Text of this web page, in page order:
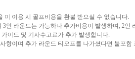
미 이용 시 골프비용을 환불 받으실 수 없습니다.
인 라운드는 가능하나 추가비용이 발생하며, 2인
이드 및 기사수고료가 추가 발생합니다.
항이며 추가 라운드 티오프를 나가셨다면 불포